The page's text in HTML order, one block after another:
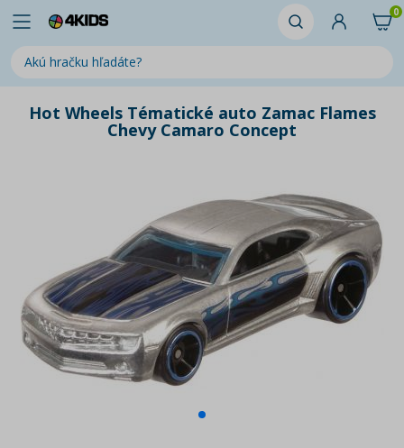
0
Hot Wheels Tématické auto Zamac Flames
Chevy Camaro Concept